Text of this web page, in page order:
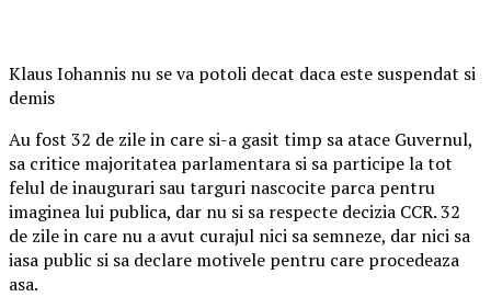
Klaus Iohannis nu se va potoli decat daca este suspendat si
demis
Au fost 32 de zile in care si-a gasit timp sa atace Guvernul,
sa critice majoritatea parlamentara si sa participe la tot
felul de inaugurari sau targuri nascocite parca pentru
imaginea lui publica, dar nu si sa respecte decizia CCR. 32
de zile in care nu a avut curajul nici sa semneze, dar nici sa
iasa public si sa declare motivele pentru care procedeaza
asa.